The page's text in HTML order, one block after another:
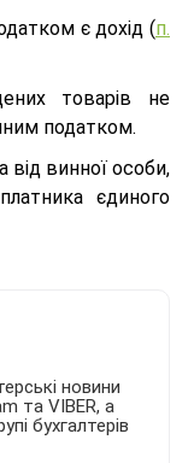
є дохід (п.
товарів не
податком.
винної особи,
єдиного
новини
та VIBER, а
бухгалтерів